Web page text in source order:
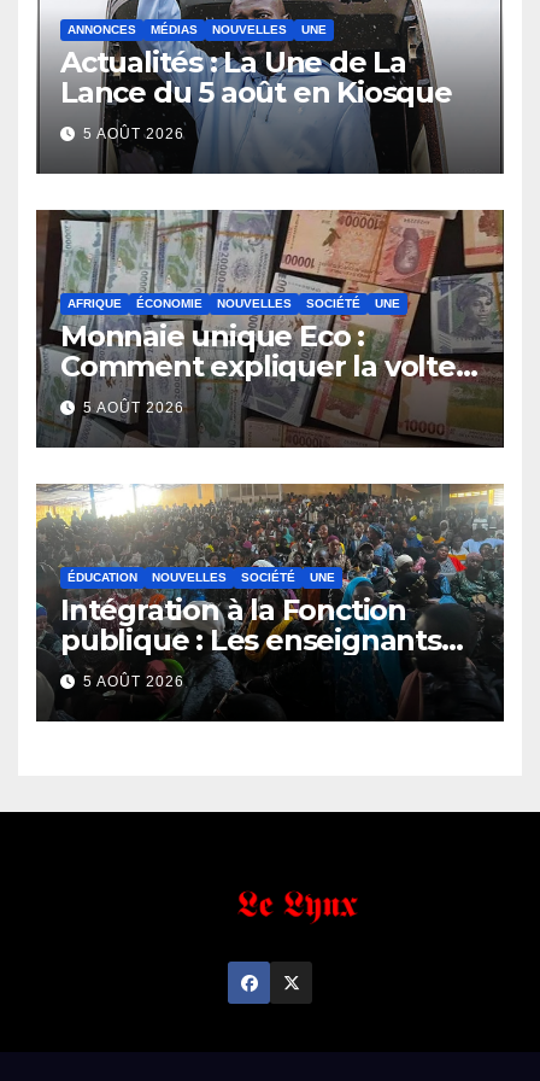
ANNONCES MÉDIAS NOUVELLES UNE
Actualités : La Une de La
Lance du 5 août en Kiosque
5 AOÛT 2026
AFRIQUE ÉCONOMIE NOUVELLES SOCIÉTÉ UNE
Monnaie unique Eco :
Comment expliquer la volte-
face de la Guinée
5 AOÛT 2026
ÉDUCATION NOUVELLES SOCIÉTÉ UNE
Intégration à la Fonction
publique : Les enseignants
contractuels haussent le ton
et menacent
5 AOÛT 2026